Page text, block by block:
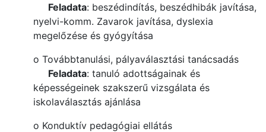
Feladata: beszédindítás, beszédhibák javítása,
nyelvi-komm. Zavarok javítása, dyslexia
megelőzése és gyógyítása
o Továbbtanulási, pályaválasztási tanácsadás
Feladata: tanuló adottságainak és
képességeinek szakszerű vizsgálata és
iskolaválasztás ajánlása
o Konduktív pedagógiai ellátás